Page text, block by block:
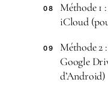
08
Méthode 1
iCloud
09
Méthode 2
Google
d’Android)